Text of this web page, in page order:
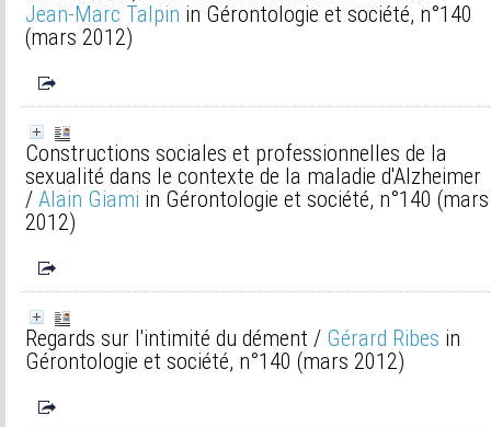
Jean-Marc Talpin in Gérontologie et société, n°140
(mars 2012)
Constructions sociales et professionnelles de la
sexualité dans le contexte de la maladie d'Alzheimer
/ Alain Giami in Gérontologie et société, n°140 (mars
2012)
Regards sur l'intimité du dément / Gérard Ribes in
Gérontologie et société, n°140 (mars 2012)